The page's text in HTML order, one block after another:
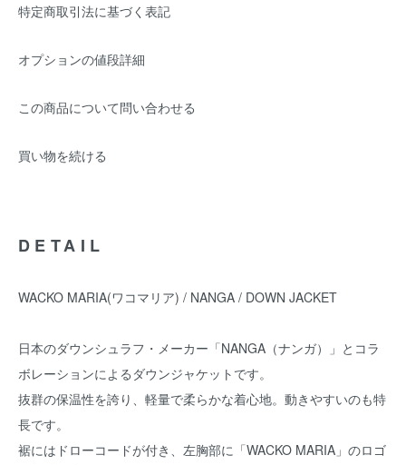
特定商取引法に基づく表記
オプションの値段詳細
この商品について問い合わせる
買い物を続ける
DETAIL
WACKO MARIA(ワコマリア) / NANGA / DOWN JACKET
日本のダウンシュラフ・メーカー「NANGA（ナンガ）」とコラ
ボレーションによるダウンジャケットです。
抜群の保温性を誇り、軽量で柔らかな着心地。動きやすいのも特
長です。
裾にはドローコードが付き、左胸部に「WACKO MARIA」のロゴ